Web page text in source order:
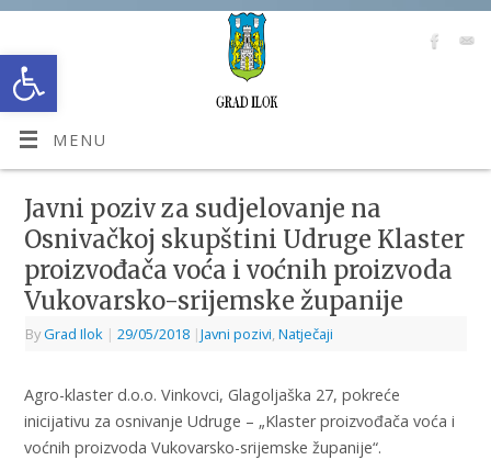
Open toolbar
MENU
Javni poziv za sudjelovanje na
Osnivačkoj skupštini Udruge Klaster
proizvođača voća i voćnih proizvoda
Vukovarsko-srijemske županije
ByGrad Ilok | 29/05/2018 |Javni pozivi Natječaji
Agro-klaster d.o.o. Vinkovci, Glagoljaška 27, pokreće
inicijativu za osnivanje Udruge – „Klaster proizvođača voća i
voćnih proizvoda Vukovarsko-srijemske županije“.